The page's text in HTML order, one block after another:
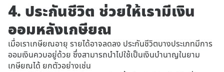
4. ประกันชีวิต ช่วยให้เรามีเงิน
ออมหลังเกษียณ
เมื่อเราเกษียณอายุ รายได้อาจลดลง ประกันชีวิตบางประเภทมีการ
ออมเงินควบอยู่ด้วย ซึ่งสามารถนำไปใช้เป็นเงินบำนาญในยาม
เกษียณได้ ยกตัวอย่างเช่น